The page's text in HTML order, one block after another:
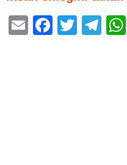
E
F
T
T